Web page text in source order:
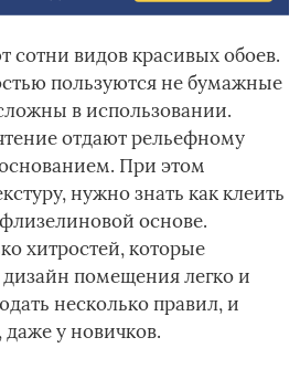
сотни видов красивых обоев.
пользуются не бумажные
в использовании.
отдают рельефному
При этом
нужно знать как клеить
основе.
хитростей, которые
помещения легко и
несколько правил, и
даже у новичков.